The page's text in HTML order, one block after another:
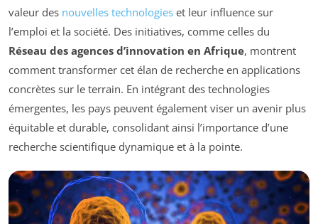
valeur des nouvelles technologies et leur influence sur
l’emploi et la société. Des initiatives, comme celles du
Réseau des agences d’innovation en Afrique, montrent
comment transformer cet élan de recherche en applications
concrètes sur le terrain. En intégrant des technologies
émergentes, les pays peuvent également viser un avenir plus
équitable et durable, consolidant ainsi l’importance d’une
recherche scientifique dynamique et à la pointe.